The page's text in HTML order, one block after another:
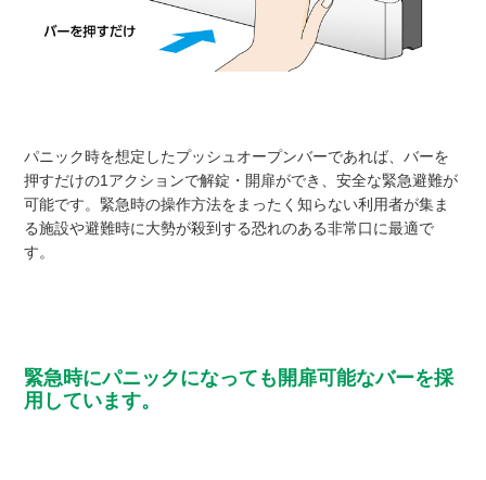
パニック時を想定したプッシュオープンバーであれば、バーを
押すだけの1アクションで解錠・開扉ができ、安全な緊急避難が
可能です。緊急時の操作方法をまったく知らない利用者が集ま
る施設や避難時に大勢が殺到する恐れのある非常口に最適で
す。
緊急時にパニックになっても開扉可能なバーを採
用しています。